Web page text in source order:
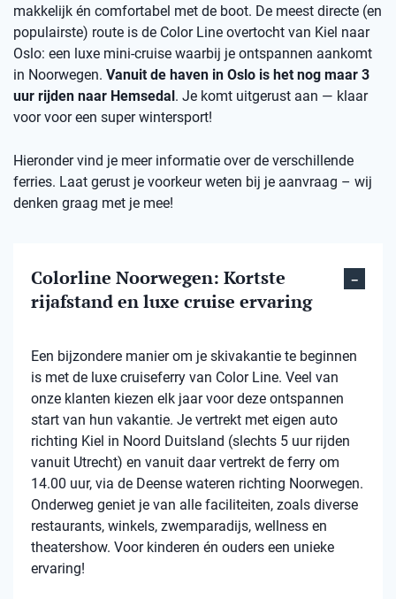
makkelijk én comfortabel met de boot. De meest directe (en
populairste) route is de Color Line overtocht van Kiel naar
Oslo: een luxe mini-cruise waarbij je ontspannen aankomt
in Noorwegen. Vanuit de haven in Oslo is het nog maar 3
uur rijden naar Hemsedal. Je komt uitgerust aan — klaar
voor voor een super wintersport!
Hieronder vind je meer informatie over de verschillende
ferries. Laat gerust je voorkeur weten bij je aanvraag – wij
denken graag met je mee!
Colorline Noorwegen: Kortste
rijafstand en luxe cruise ervaring
Een bijzondere manier om je skivakantie te beginnen
is met de luxe cruiseferry van Color Line. Veel van
onze klanten kiezen elk jaar voor deze ontspannen
start van hun vakantie. Je vertrekt met eigen auto
richting Kiel in Noord Duitsland (slechts 5 uur rijden
vanuit Utrecht) en vanuit daar vertrekt de ferry om
14.00 uur, via de Deense wateren richting Noorwegen.
Onderweg geniet je van alle faciliteiten, zoals diverse
restaurants, winkels, zwemparadijs, wellness en
theatershow. Voor kinderen én ouders een unieke
ervaring!